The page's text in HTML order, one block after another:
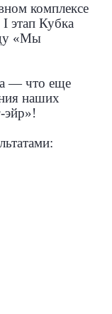
комплексе
этап Кубка
«Мы
— что еще
наших
эйр»!